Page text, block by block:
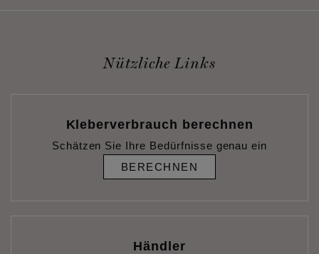
Nützliche Links
Kleberverbrauch berechnen
Schätzen Sie Ihre Bedürfnisse genau ein
BERECHNEN
Händler